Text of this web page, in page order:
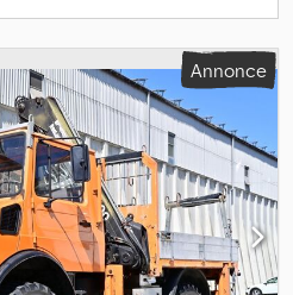
La description sert
sens légal. La description
fait foi. Notre offre est en principe
(TÜV). Si une révision TÜV est
faire une offre via nos garages
équipé de marquages
Nos conditions générales de
Annonce